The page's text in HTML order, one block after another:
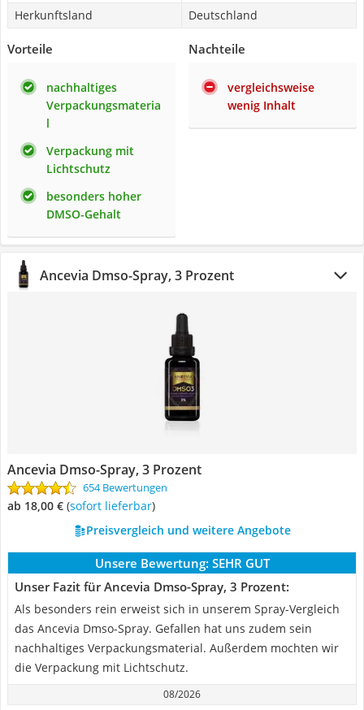
Herkunftsland
Deutschland
Vorteile
nachhaltiges
Verpackungsmateria
l
Verpackung mit
Lichtschutz
besonders hoher
DMSO-Gehalt
Nachteile
vergleichsweise
wenig Inhalt
Ancevia Dmso-Spray, 3 Prozent
Ancevia Dmso-Spray, 3 Prozent
654 Bewertungen
ab 18,00 € ( Sofort lieferbar)
Preisvergleich und weitere Angebote
Unsere Bewertung: SEHR GUT
Unser Fazit für Ancevia Dmso-Spray, 3 Prozent:
Als besonders rein erweist sich in unserem Spray-Vergleich
das Ancevia Dmso-Spray. Gefallen hat uns zudem sein
nachhaltiges Verpackungsmaterial. Außerdem mochten wir
die Verpackung mit Lichtschutz.
08/2026